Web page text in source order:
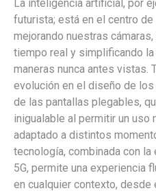
La inteligencia artificial, por
futurista; está en el centro
mejorando nuestras
tiempo real y simplificando
maneras nunca antes vistas.
evolución en el diseño de
de las pantallas plegables,
inigualable al permitir un uso
adaptado a distintos
tecnología, combinada con
5G, permite una experiencia
en cualquier contexto, desde